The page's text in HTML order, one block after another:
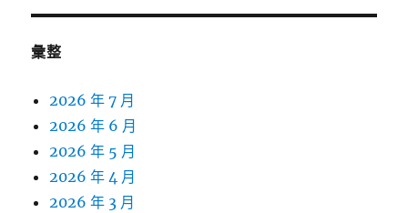
彙整
2026 年 7 月
2026 年 6 月
2026 年 5 月
2026 年 4 月
2026 年 3 月